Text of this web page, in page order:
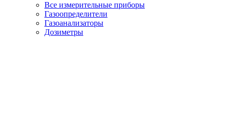
Все измерительные приборы
Газоопределители
Газоанализаторы
Дозиметры